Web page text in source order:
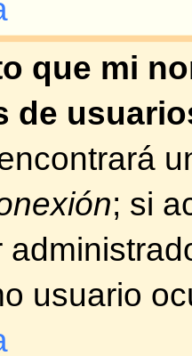
para evitar
ninguna de
problema,
foro.
tiempo pero
es que: haya
registró se le